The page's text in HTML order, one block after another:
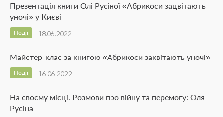
Презентація книги Олі Русіної «Абрикоси зацвітають
уночі» у Києві
18.06.2022
Події
Майстер-клас за книгою «Абрикоси заквітають уночі»
16.06.2022
Події
На своєму місці. Розмови про війну та перемогу: Оля
Русіна